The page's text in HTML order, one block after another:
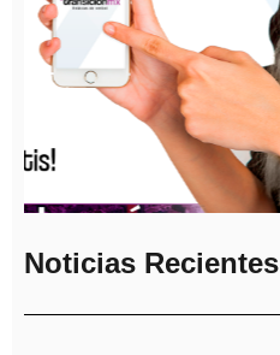
Noticias Recientes